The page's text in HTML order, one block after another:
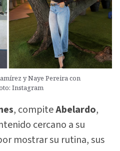
y Naye Pereira con
Instagram
, compiteAbelardo,
cercano a su
mostrar su rutina, sus